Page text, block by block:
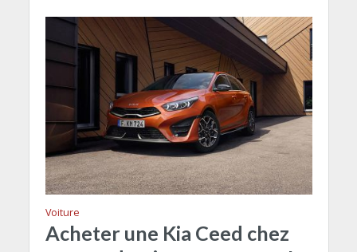
Voiture
Acheter une Kia Ceed chez